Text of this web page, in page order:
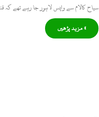
سیاح کالام سے واپس لاہور جا رہے تھے کہ
» مزید پڑھیں